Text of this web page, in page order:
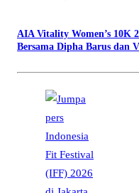
AIA Vitality Women’s 10K
Bersama Dipha Barus dan